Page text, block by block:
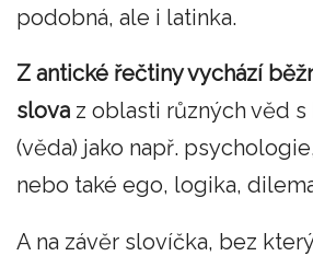
podobná, ale i latinka.
Z antické řečtiny vychází
slova z oblasti různých věd
(věda) jako např.
nebo také ego, logika,
A na závěr slovíčka, bez